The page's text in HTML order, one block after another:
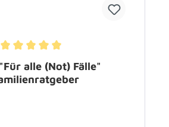
Bewertung von 5 von 5 Sternen
alle (Not) Fälle"